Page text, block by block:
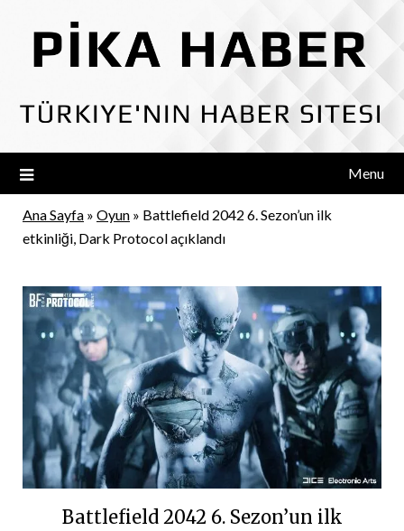
content
Menu
Ana Sayfa » Oyun » Battlefield 2042 6. Sezon’un ilk
etkinliği, Dark Protocol açıklandı
Battlefield 2042 6. Sezon’un ilk